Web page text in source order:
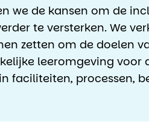
we de kansen om de
te versterken. We
zetten om de doelen
leeromgeving voor
faciliteiten, processen,